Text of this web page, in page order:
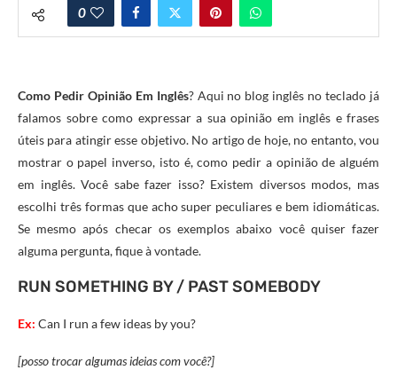
0
Como Pedir Opinião Em Inglês? Aqui no blog inglês no teclado já
falamos sobre como expressar a sua opinião em inglês e frases
úteis para atingir esse objetivo. No artigo de hoje, no entanto, vou
mostrar o papel inverso, isto é, como pedir a opinião de alguém
em inglês. Você sabe fazer isso? Existem diversos modos, mas
escolhi três formas que acho super peculiares e bem idiomáticas.
Se mesmo após checar os exemplos abaixo você quiser fazer
alguma pergunta, fique à vontade.
RUN SOMETHING BY / PAST SOMEBODY
Ex: Can I run a few ideas by you?
[posso trocar algumas ideias com você?]